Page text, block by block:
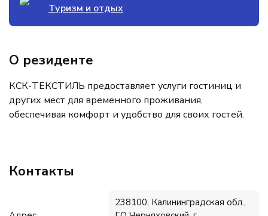
Туризм и отдых
О резиденте
КСК-ТЕКСТИЛЬ предоставляет услуги гостиниц и
других мест для временного проживания,
обеспечивая комфорт и удобство для своих гостей.
Контакты
238100, Калининградская обл.,